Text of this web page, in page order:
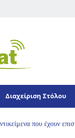
Διαχείριση Στόλου
που έχουν